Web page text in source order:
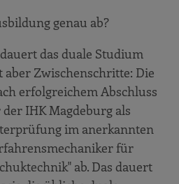
genau ab?
das duale Studium
aber Zwischenschritte: Die
erfolgreichem Abschluss
IHK Magdeburg als
im anerkannten
für
ab. Das dauert